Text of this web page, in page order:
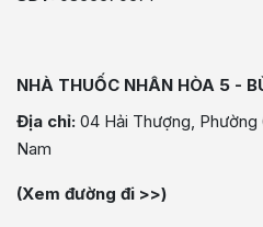
NHÀ THUỐC NHÂN HÒA 5 -
Địa chỉ: 04 Hải Thượng,
Nam
(Xem đường đi >>)